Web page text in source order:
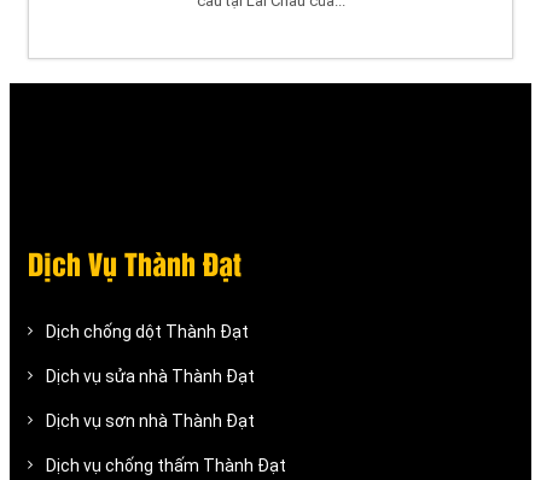
Dịch Vụ Thành Đạt
Dịch chống dột Thành Đạt
Dịch vụ sửa nhà Thành Đạt
Dịch vụ sơn nhà Thành Đạt
Dịch vụ chống thấm Thành Đạt